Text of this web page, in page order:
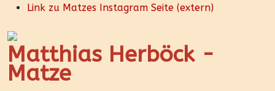
Link zu Matzes Instagram Seite (extern)
Matthias Herböck -
Matze